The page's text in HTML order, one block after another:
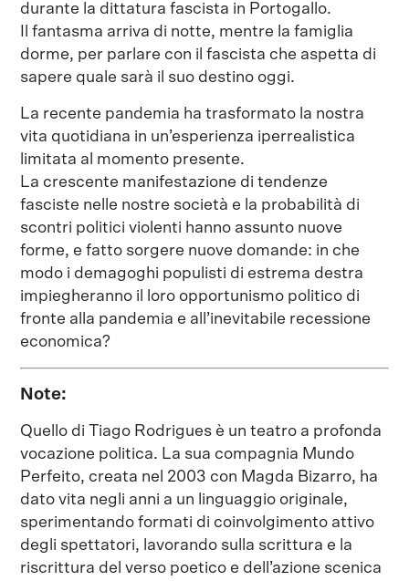
durante la dittatura fascista in Portogallo.
Il fantasma arriva di notte, mentre la famiglia
dorme, per parlare con il fascista che aspetta di
sapere quale sarà il suo destino oggi.
La recente pandemia ha trasformato la nostra
vita quotidiana in un’esperienza iperrealistica
limitata al momento presente.
La crescente manifestazione di tendenze
fasciste nelle nostre società e la probabilità di
scontri politici violenti hanno assunto nuove
forme, e fatto sorgere nuove domande: in che
modo i demagoghi populisti di estrema destra
impiegheranno il loro opportunismo politico di
fronte alla pandemia e all’inevitabile recessione
economica?
Note:
Quello di Tiago Rodrigues è un teatro a profonda
vocazione politica. La sua compagnia Mundo
Perfeito, creata nel 2003 con Magda Bizarro, ha
dato vita negli anni a un linguaggio originale,
sperimentando formati di coinvolgimento attivo
degli spettatori, lavorando sulla scrittura e la
riscrittura del verso poetico e dell’azione scenica